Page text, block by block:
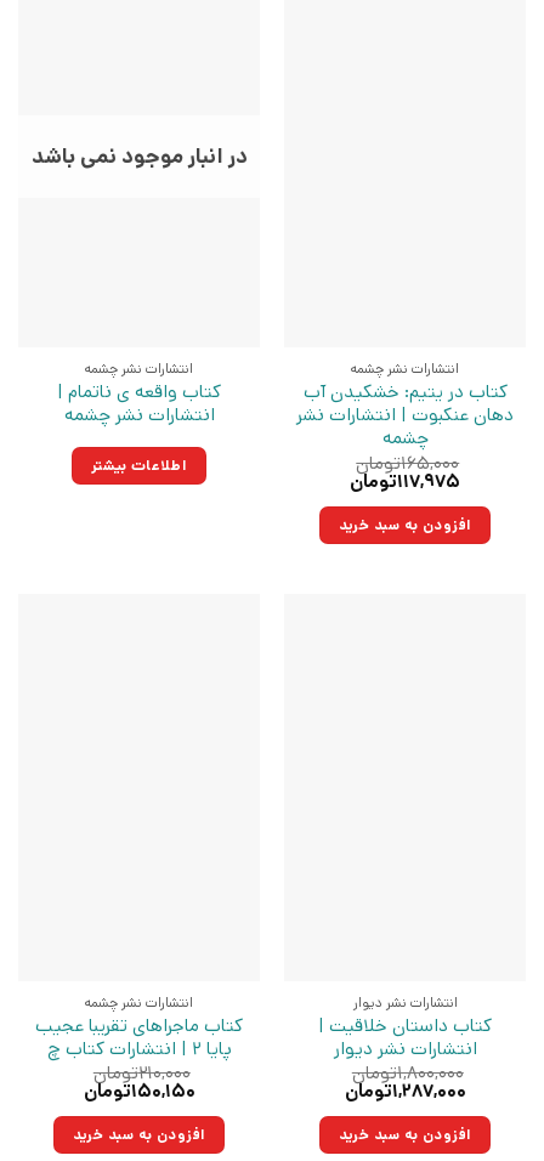
انتشارات نشر چشمه
کتاب در یتیم: خشکیدن آب
دهان عنکبوت | انتشارات نشر
چشمه
۱۶۵,۰۰۰تومان
قیمت
۱۶۵,۰۰۰تومان
بود.
۱۱۷,۹۷۵تومان
۱۱۷,۹۷۵تومان.افزودن به سبد خرید
در انبار موجود نمی باشد
انتشارات نشر چشمه
کتاب واقعه ی ناتمام |
انتشارات نشر چشمه
اطلاعات بیشتر
انتشارات نشر دیوار
کتاب داستان خلاقیت |
انتشارات نشر دیوار
۱,۸۰۰,۰۰۰تومان
قیمت
۱,۸۰۰,۰۰۰تومان
بود.
۱,۲۸۷,۰۰۰تومان
۱,۲۸۷,۰۰۰تومان.افزودن به سبد خرید
انتشارات نشر چشمه
کتاب ماجراهای تقریبا عجیب
پایا 2 | انتشارات کتاب چ
۲۱۰,۰۰۰تومان
قیمت
۲۱۰,۰۰۰تومان
بود.
۱۵۰,۱۵۰تومان
۱۵۰,۱۵۰تومان.افزودن به سبد خرید